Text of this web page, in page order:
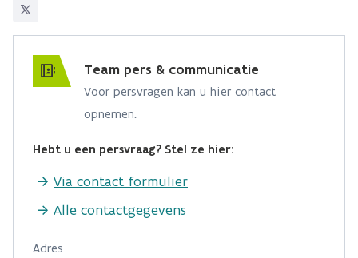
Team pers & communicatie
Voor persvragen kan u hier contact
opnemen.
Hebt u een persvraag? Stel ze hier:
Via contact formulier
Alle contactgegevens
Adres